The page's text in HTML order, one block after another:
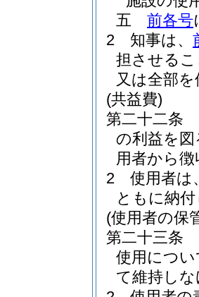
五
前各号
2
知事は、
担させる
又は全部
(共益費)
第二十二条
の利益を
用者から
2
使用者は
ともに納
(使用者の保
第二十三条
使用につ
て維持し